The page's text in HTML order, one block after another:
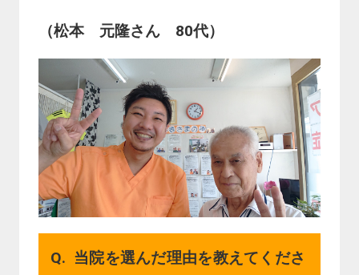
（松本 元隆さん 80代）
当院を選んだ理由を教えてくださ